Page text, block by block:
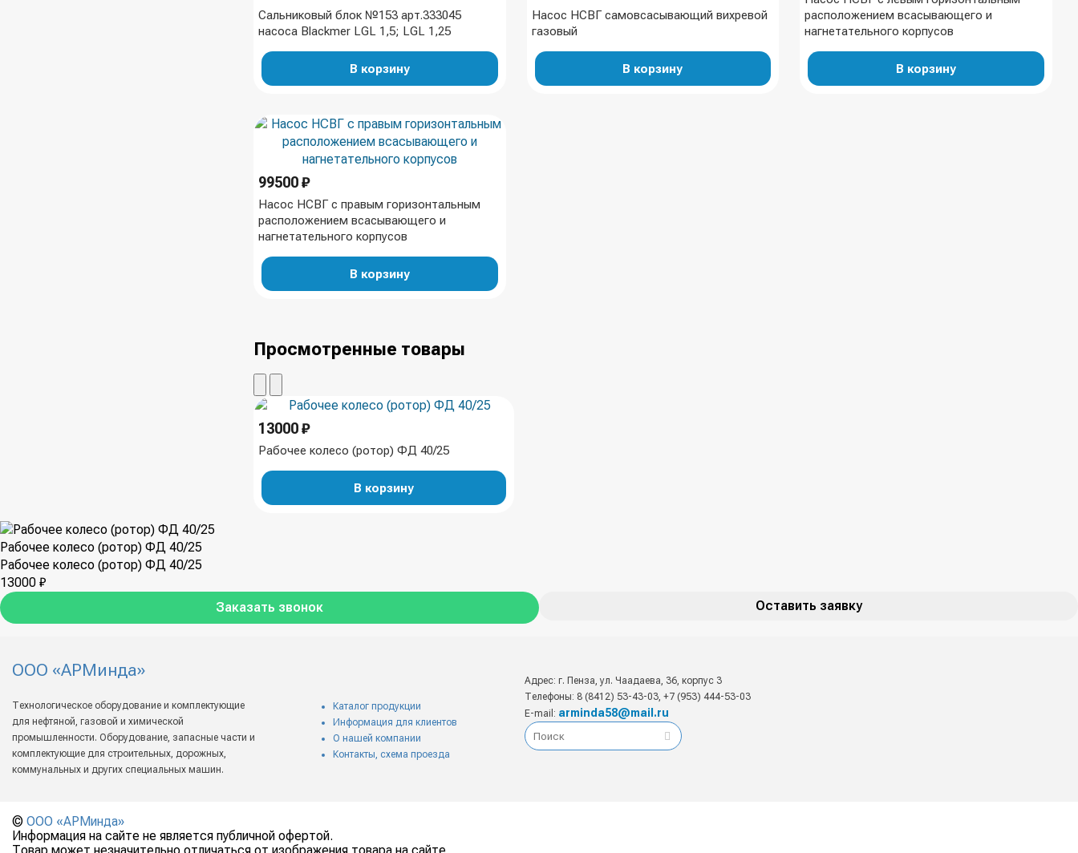
Сальниковый блок №153 арт.333045
насоса Blackmer LGL 1,5; LGL 1,25
В корзину
Насос НСВГ самовсасывающий вихревой
газовый
В корзину
расположением всасывающего и
нагнетательного корпусов
В корзину
99500 ₽
Насос НСВГ с правым горизонтальным
расположением всасывающего и
нагнетательного корпусов
В корзину
Просмотренные товары
13000 ₽
Рабочее колесо (ротор) ФД 40/25
В корзину
Рабочее колесо (ротор) ФД 40/25
Рабочее колесо (ротор) ФД 40/25
13000 ₽
Заказать звонок
Оставить заявку
ООО «АРМинда»
Технологическое оборудование и комплектующие
для нефтяной, газовой и химической
промышленности. Оборудование, запасные части и
комплектующие для строительных, дорожных,
коммунальных и других специальных машин.
Каталог продукции
Информация для клиентов
О нашей компании
Контакты, схема проезда
Адрес: г. Пенза, ул. Чаадаева, 36, корпус 3
Телефоны: 8 (8412) 53-43-03, +7 (953) 444-53-03
E-mail: arminda58@mail.ru
© ООО «АРМинда»
Информация на сайте не является публичной офертой.